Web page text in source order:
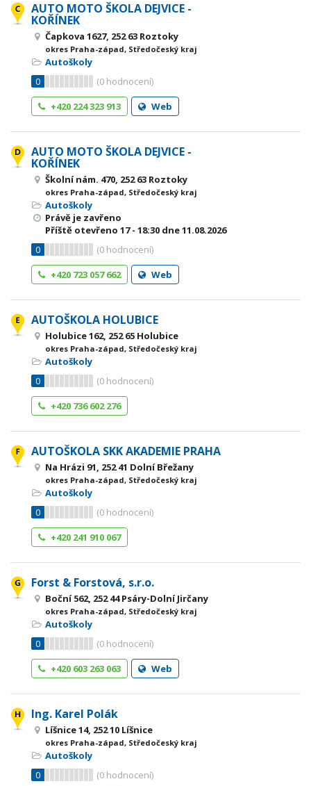
AUTO MOTO ŠKOLA DEJVICE -
KOŘÍNEK
Čapkova 1627, 252 63 Roztoky
okres Praha-západ, Středočeský kraj
Autoškoly
0
(0 hodnocení)
+420 224 323 913
Web
AUTO MOTO ŠKOLA DEJVICE -
KOŘÍNEK
Školní nám. 470, 252 63 Roztoky
okres Praha-západ, Středočeský kraj
Autoškoly
Právě je zavřeno
Příště otevřeno 17 - 18:30 dne 11.08.2026
0
(0 hodnocení)
+420 723 057 662
Web
AUTOŠKOLA HOLUBICE
Holubice 162, 252 65 Holubice
okres Praha-západ, Středočeský kraj
Autoškoly
0
(0 hodnocení)
+420 736 602 276
AUTOŠKOLA SKK AKADEMIE PRAHA
Na Hrázi 91, 252 41 Dolní Břežany
okres Praha-západ, Středočeský kraj
Autoškoly
0
(0 hodnocení)
+420 241 910 067
Forst & Forstová, s.r.o.
Boční 562, 252 44 Psáry-Dolní Jirčany
okres Praha-západ, Středočeský kraj
Autoškoly
0
(0 hodnocení)
+420 603 263 063
Web
Ing. Karel Polák
Líšnice 14, 252 10 Líšnice
okres Praha-západ, Středočeský kraj
Autoškoly
0
(0 hodnocení)